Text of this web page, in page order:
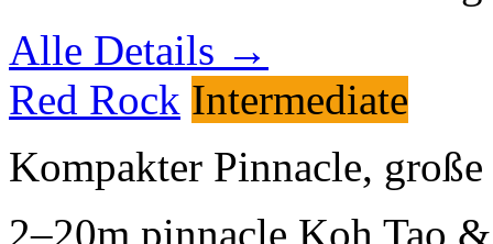
Alle Details →
Red Rock Intermediate
Kompakter Pinnacle,
2–20m pinnacle Koh Tao